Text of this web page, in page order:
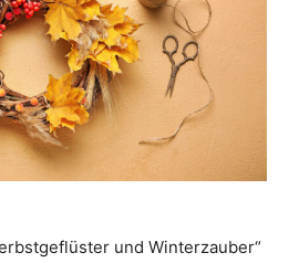
und Winterzauber“